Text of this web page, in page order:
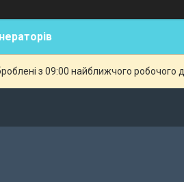
з 09:00 найближчого робочого